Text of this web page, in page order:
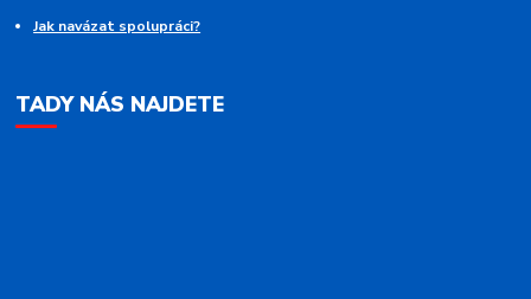
Jak navázat spolupráci?
TADY NÁS NAJDETE